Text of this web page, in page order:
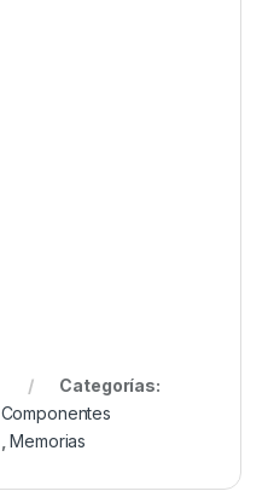
Categorías:
Componentes
,Memorias